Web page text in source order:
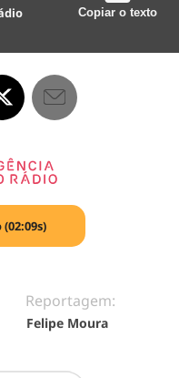
Copiar o texto
Reportagem:
Felipe Moura